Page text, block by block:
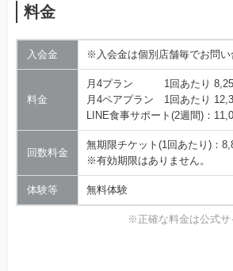
料金
入会金 ※入会金は個別店舗毎でお問い
料金
月4プラン 1回あたり
月4ペアプラン 1回あたり
LINE食事サポート(2週間)：
回数料金
無期限チケット(1回あたり)：
※有効期限はありません。
体験等 無料体験
※正確な料金は公式サ